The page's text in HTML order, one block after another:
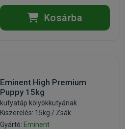
Kosárba
Eminent High Premium
Puppy 15kg
kutyatáp kölyökkutyának
Kiszerelés: 15kg / Zsák
Gyártó: Eminent